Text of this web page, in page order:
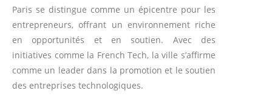
Paris se distingue comme un épicentre pour les
entrepreneurs, offrant un environnement riche
en opportunités et en soutien. Avec des
initiatives comme la French Tech, la ville s’affirme
comme un leader dans la promotion et le soutien
des entreprises technologiques.